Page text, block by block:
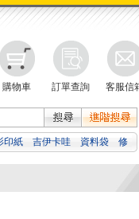
購物車 訂單查詢 客服信
印紙 吉伊卡哇 資料袋
修